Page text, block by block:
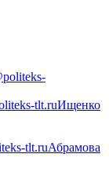
tlt.ruИщенко
tlt.ruАбрамова